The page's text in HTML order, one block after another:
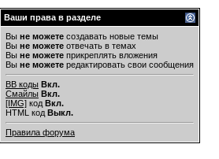
Ваши права в разделе
Вы не можете создавать новые темы
Вы не можете отвечать в темах
Вы не можете прикреплять вложения
Вы не можете редактировать свои сообщения
BB коды Вкл.
Смайлы Вкл.
[IMG] код Вкл.
HTML код Выкл.
Правила форума